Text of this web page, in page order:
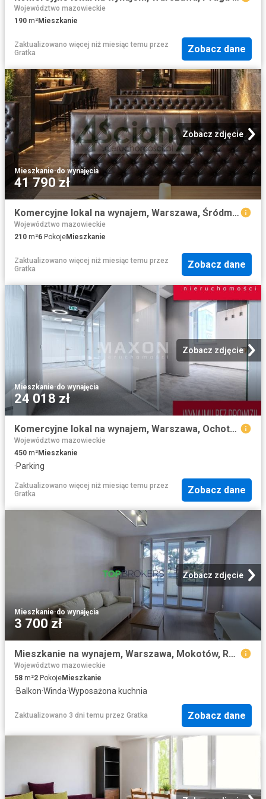
Województwo mazowieckie
190 m²Mieszkanie
Zaktualizowano więcej niż miesiąc temu przez
Gratka
Zobacz dane
Zobacz zdjęcie
Mieszkanie·do wynajęcia
41 790 zł
Komercyjne lokal na wynajem, Warszawa, Śródmieście
Województwo mazowieckie
210 m²6 PokojeMieszkanie
Zaktualizowano więcej niż miesiąc temu przez
Gratka
Zobacz dane
Zobacz zdjęcie
Mieszkanie·do wynajęcia
24 018 zł
Komercyjne lokal na wynajem, Warszawa, Ochota, Aleje Jerozolimskie
Województwo mazowieckie
450 m²Mieszkanie
·Parking
Zaktualizowano więcej niż miesiąc temu przez
Gratka
Zobacz dane
Zobacz zdjęcie
Mieszkanie·do wynajęcia
3 700 zł
Mieszkanie na wynajem, Warszawa, Mokotów, Rajska
Województwo mazowieckie
58 m²2 PokojeMieszkanie
·Balkon·Winda·Wyposażona kuchnia
Zaktualizowano 3 dni temu przez Gratka Zobacz dane